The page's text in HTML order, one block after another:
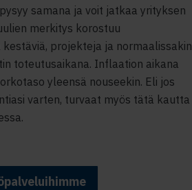
samana ja voit jatkaa yrityksen
merkitys korostuu
projekteja ja normaalissakin
toteutusaikana. Inflaation aikana
yleensä nouseekin. Eli jos
varten, turvaat myös tätä kautta